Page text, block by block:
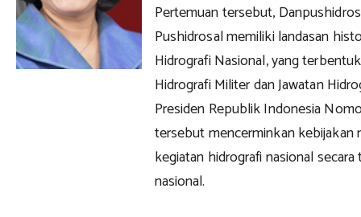
Pertemuan tersebut,
Pushidrosal memiliki landasan
Hidrografi Nasional, yang
Hidrografi Militer dan Jawatan
Presiden Republik Indonesia
tersebut mencerminkan kebijakan
kegiatan hidrografi nasional
nasional.